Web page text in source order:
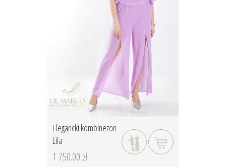
Elegancki kombinezon
Lila
1 750.00 zł